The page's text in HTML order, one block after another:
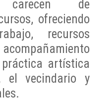
carecen de
ofreciendo
recursos
artística
el vecindario y